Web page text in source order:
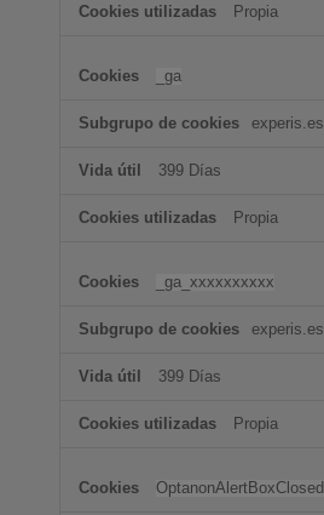
Propia
_ga
experis.es
399 Días
Propia
_ga_xxxxxxxxxx
experis.es
399 Días
Propia
OptanonAlertBoxClosed